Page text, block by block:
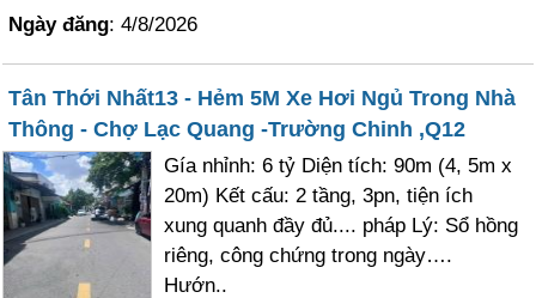
Ngày đăng: 4/8/2026
Tân Thới Nhất13 - Hẻm 5M Xe Hơi Ngủ Trong Nhà
Thông - Chợ Lạc Quang -Trường Chinh ,Q12
Gía nhỉnh: 6 tỷ Diện tích: 90m (4, 5m x
20m) Kết cấu: 2 tầng, 3pn, tiện ích
xung quanh đầy đủ.... pháp Lý: Sổ hồng
riêng, công chứng trong ngày….
Hướn..